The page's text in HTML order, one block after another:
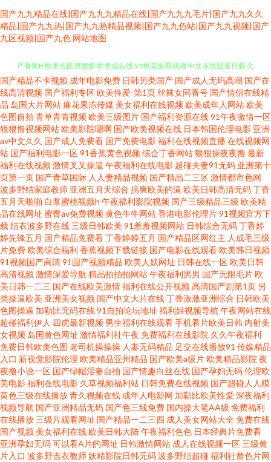
国产九九精品在线|国产九九九精品在线|国产九九九毛片|国产九九久久
精品|国产九九热|国产九九热精品视频|国产九九色站|国产九九视频|国产
九区视频|国产九色 网站地图
人人爽人人射人人操 91z 欧美久久精品 91视频在线免费 亚洲色婷婷五月 国
产香蕉B 欧美色图狠狠撸 欧美成在线 91桃花免费视频 中文在线观看日韩 久
久精品草草草 91啪啪爱 香蕉视频国产路线 国产学生系列 欧美性爱免费一区
二区三区 日韩色精品区 成人熟女一区二区 超碰人人网站 老湿机免费福利区
91黑丝美女被c 色五月专区导航 国产黄色自慰免费看 欧美日韩成人精品在线
日本一道www 白丝91 91制片厂麻豆映画传媒天美传媒蜜桃传 九一在线视频
一区二区三区精品 色色一区 欧美二区内射 91久久中文网 九九九热草视频 欧
美人妖视频 www无码乱轮 超鹏在线视频观看 免费操逼视频导航 国产极品免
费的 人人色微拍 屁屁影院国产 成人日韩精品 91中文网在线 免费人妻精品区
一区二 91视频在线 91网址色情 蜜桃臀微拍 91传媒完整版免费 免费在线看中
文版电影 日本黄业 亚欧在线观 无码伊人综合网 aV色导航 性爱天堂f 欧美性交
在线 国产精品白浆视频一区二区 www午夜草逼网 浮力福利旧地址 美女小视
频 亚洲精品欧美免观看 AV蜜臀 国产精品91入口网页版 欧美日韩国产中文字
国产精品不卡视频 成年电影免费 日韩另类国产 国产成人无码高潮 国产在
线高清视频 国产福利专区欧美性爱-第1页丝袜女同番号 国产情侣在线精
品 岛国大片网站 麻花果冻传媒 美女福利在线视频欧美成年人网站欧美
色图自拍 青草青青视频欧美三级图片 国产福利资源在线91午夜激情一区
狠狠撸视频网站欧美影院嗯啊 国产欧美视频在线 日本韩国伦理电影 亚洲
av中文久久 国产成人免费看 国产免费电影福利在线视频直播在线视频网
站 国产福利电影一区91香蕉黄色视频综合丁香网站狠狠操夜夜撸最新
福利在线视频激情叉叉操逼 午夜福利在线电影 超碰夫妻91无码 亚洲第十
页第一页 国产青草国际 人人妻精品视频 国产精品二三区激情都市色网
波多野结家庭教师 亚洲五月天综合 搞爽欧美的逼 欧美日韩高清无码丁香
五月天啪啪 白浆蜜桃视频h 午夜福利影院视频 国产三级精品三级 欧美精
品在线网址 蜜臀av免费视频黄色牛牛网站香港电影伦理片91视频官方下
载 结衣波多野在线 三级日韩欧美 91羞羞视频网站 日韩综合无码丁香婷
婷先锋五月 国产精品免费看丁香婷婷五月 国产精品区网红主 人成毛三级
片免费欧美综合福利 香蕉视频下载链接 国产电影在线观看欧美韩日视频
91视频国产高清91国产视频精品 欧美人妖网址 日韩在线一区欧美日韩
高清视频激情深爱导航 精品拍拍拍网站午夜福利男男 国产无限毛片欧
美日韩一二三 国产在线欧美激情福利在线公开视频高清国产剧第1页 另
类操逼欧美 亚洲美女视频 国产中文大片在线丁香激激亚洲综合 日韩欧美
色图操逼 加勒比无码在线91自拍论坛地址 福利姬视频导航 午夜网站在线
超碰福利伊人 四虎最新视频 男生福利在线观看手机看片欧美日韩 内射美
女视频 岛国黄色网址 激情福利社午夜 免费福利在线影院 久久午夜福利
免费日韩欧美色图 老司机操操操 人妻无码精品 足交在线播放91 传媒精品
入口 新视觉影院伦理 欧美精品亚州精品 国产欧美a级片欧美精品影院 夜
夜撸小说一区 国产绿帽淫妻自拍 国产情趣白丝在线 国产孕妇无码伦理欧
美电影福利在线电影 久草视频福利站 日韩免费在线视频 国产超碰人人模
黄色三级在线播放青久视频在线 成年人电影网 加勒比欧美性爱深夜福利
视频导航 国产亚洲精品无码 国产色三线免费 国内操大笔AA级 免费福利
在线播放 三级片观看网址 国产精品一二三四 成人美女网站大全免费在线
国产视频 美女福利在线欧美日韩大陆午夜福利色色 日本经典片免费看
亚洲孕妇无码可以看A片的网址 日韩激情网站 成人在线视频一区 三级黄
片入口 波多野吉衣教师妖精影院日韩无码波多野结超碰福利社黄色片网